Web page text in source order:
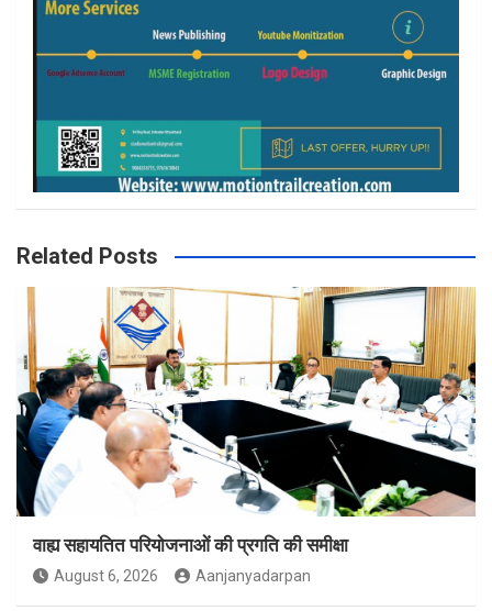
Related Posts
वाह्य सहायतित परियोजनाओं की प्रगति की समीक्षा
August 6, 2026 Aanjanyadarpan